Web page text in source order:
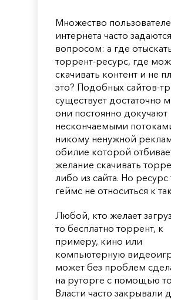
Множество
интернета часто задаются
вопросом: а где
торрент-ресурс, где
скачивать контент и не
это? Подобных сайтов-
существует достаточно
они постоянно докучают
нескончаемыми
никому ненужной
обилие которой
желание скачивать
либо из сайта. Но
геймс не относиться к
Любой, кто желает
то бесплатно торрент, к
примеру, кино или
компьютерную
может без проблем
на руторге с помощью
Власти часто закрывали